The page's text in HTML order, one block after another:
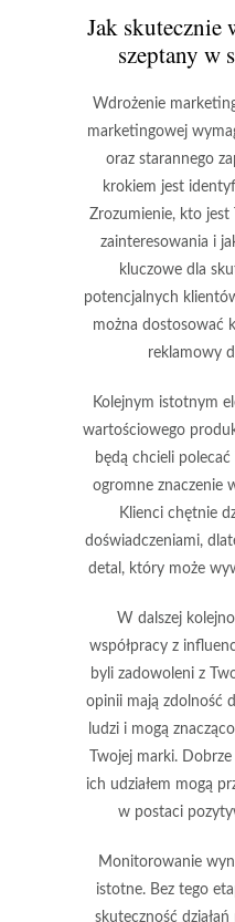
Jak skutecznie
szeptany w
Wdrożenie
marketingowej
oraz starannego
krokiem jest
Zrozumienie, kto jest
zainteresowania i
kluczowe dla
potencjalnych
można dostosować
reklamowy
Kolejnym istotnym
wartościowego
będą chcieli
ogromne znaczenie
Klienci chętnie
doświadczeniami,
detal, który może
W dalszej
współpracy z
byli zadowoleni z
opinii mają zdolność
ludzi i mogą
Twojej marki.
ich udziałem mogą
w postaci
Monitorowanie
istotne. Bez tego
skuteczność